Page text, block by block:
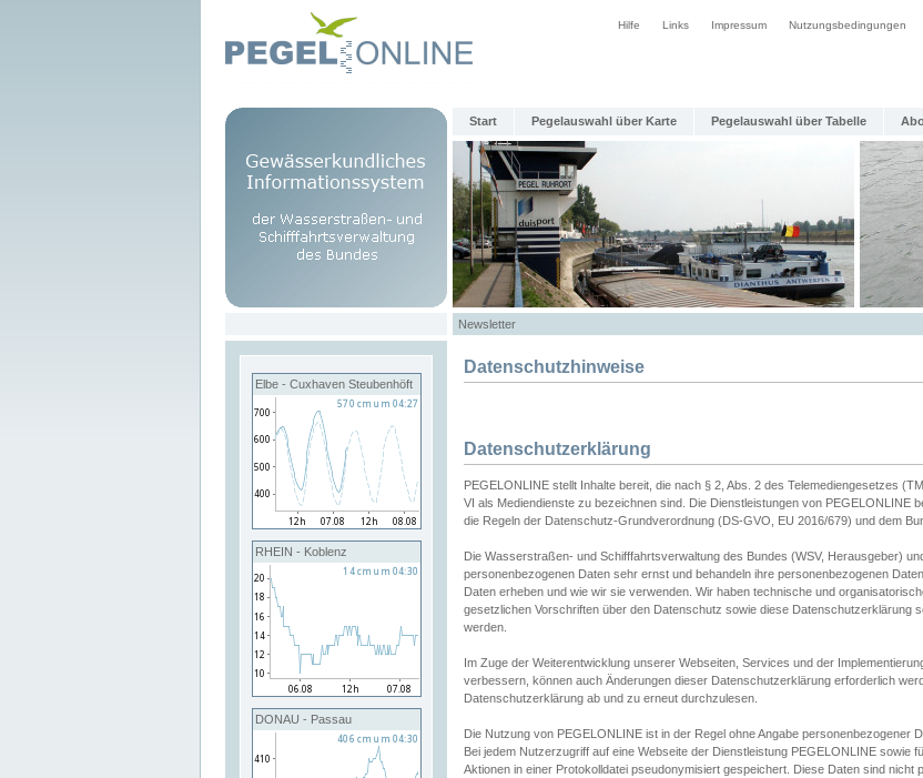
Hilfe Links Impressum Nutzungsbedingungen
Start Pegelauswahl über Karte Pegelauswahl über Tabelle
Newsletter
Elbe - Cuxhaven Steubenhöft
RHEIN - Koblenz
DONAU - Passau
Datenschutzhinweise
Datenschutzerklärung
PEGELONLINE stellt Inhalte bereit, die nach § 2, Abs. 2 des Telemediengesetzes
VI als Mediendienste zu bezeichnen sind. Die Dienstleistungen von PEGELONLINE
die Regeln der Datenschutz-Grundverordnung (DS-GVO, EU 2016/679) und dem
Die Wasserstraßen- und Schifffahrtsverwaltung des Bundes (WSV, Herausgeber)
personenbezogenen Daten sehr ernst und behandeln ihre personenbezogenen
Daten erheben und wie wir sie verwenden. Wir haben technische und
gesetzlichen Vorschriften über den Datenschutz sowie diese Datenschutzerklärung
werden.
Im Zuge der Weiterentwicklung unserer Webseiten, Services und der
verbessern, können auch Änderungen dieser Datenschutzerklärung erforderlich
Datenschutzerklärung ab und zu erneut durchzulesen.
Die Nutzung von PEGELONLINE ist in der Regel ohne Angabe personenbezogener
Bei jedem Nutzerzugriff auf eine Webseite der Dienstleistung PEGELONLINE sowie
Aktionen in einer Protokolldatei pseudonymisiert gespeichert. Diese Daten sind